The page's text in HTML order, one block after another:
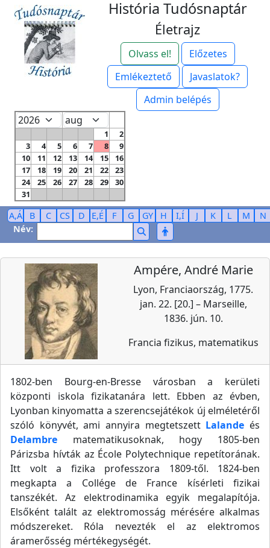
História Tudósnaptár
Életrajz
Olvass el!
Előzetes
Emlékeztető
Javaslatok?
Admin belépés
1
2
3
4 5 6 7 8
9
10
11 12 13 14 15
16
17
18 19 20 21 22
23
24
25 26 27 28 29
30
31
A,Á B C CS D E,É F G GY H I,Í J K L M
N
Név:
Ampére, André Marie
Lyon, Franciaország, 1775.
jan. 22. [20.] – Marseille,
1836. jún. 10.
Francia fizikus, matematikus
1802-ben Bourg-en-Bresse városban a kerületi
központi iskola fizikatanára lett. Ebben az évben,
Lyonban kinyomatta a szerencsejátékok új elméletéről
szóló könyvét, ami annyira megtetszett Lalande és
Delambre matematikusoknak, hogy 1805-ben
Párizsba hívták az École Polytechnique repetítorának.
Itt volt a fizika professzora 1809-től. 1824-ben
megkapta a Collége de France kísérleti fizikai
tanszékét. Az elektrodinamika egyik megalapítója.
Elsőként talált az elektromosság mérésére alkalmas
módszereket. Róla nevezték el az elektromos
áramerősség mértékegységét.